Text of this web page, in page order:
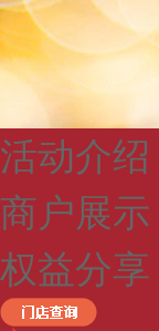
活动介绍
商户展示
权益分享